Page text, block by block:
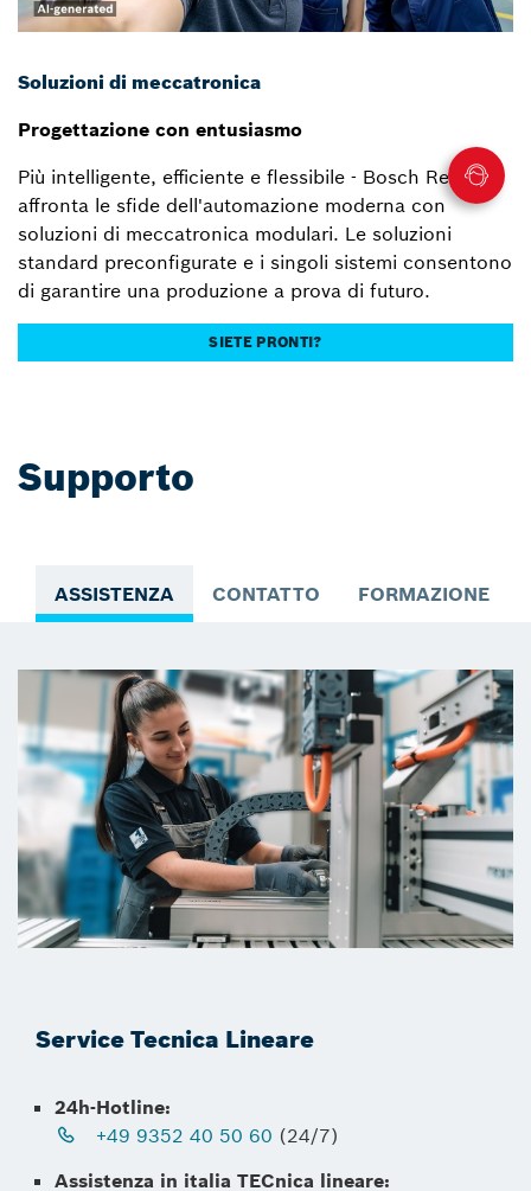
Soluzioni di meccatronica
Progettazione con entusiasmo
Più intelligente, efficiente e flessibile - Bosch Rexroth
affronta le sfide dell'automazione moderna con
soluzioni di meccatronica modulari. Le soluzioni
standard preconfigurate e i singoli sistemi consentono
di garantire una produzione a prova di futuro.
SIETE PRONTI?
Supporto
ASSISTENZA CONTATTO FORMAZIONE
Service Tecnica Lineare
24h-Hotline:
+49 9352 40 50 60 (24/7)
Assistenza in italia TECnica lineare: